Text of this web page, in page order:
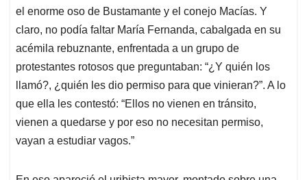
el enorme oso de Bustamante y el conejo Macías. Y
claro, no podía faltar María Fernanda, cabalgada en su
acémila rebuznante, enfrentada a un grupo de
protestantes rotosos que preguntaban: “¿Y quién los
llamó?, ¿quién les dio permiso para que vinieran?”. A lo
que ella les contestó: “Ellos no vienen en tránsito,
vienen a quedarse y por eso no necesitan permiso,
vayan a estudiar vagos.”